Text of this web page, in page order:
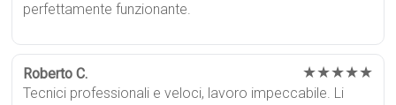
perfettamente funzionante.
Roberto C. ★★★★★
Tecnici professionali e veloci, lavoro impeccabile. Li